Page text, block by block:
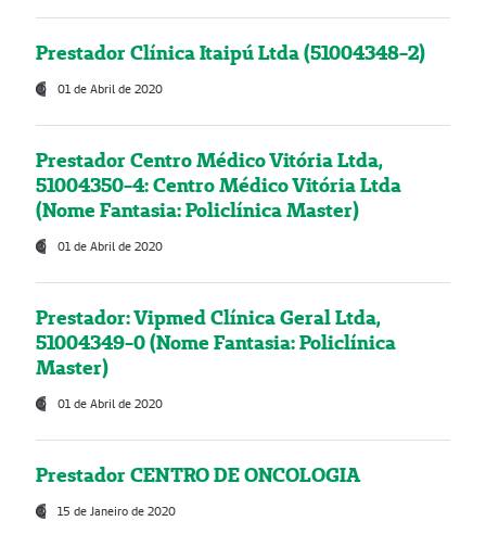
Prestador Clínica Itaipú Ltda (51004348-2)
01 de Abril de 2020
Prestador Centro Médico Vitória Ltda,
51004350-4: Centro Médico Vitória Ltda
(Nome Fantasia: Policlínica Master)
01 de Abril de 2020
Prestador: Vipmed Clínica Geral Ltda,
51004349-0 (Nome Fantasia: Policlínica
Master)
01 de Abril de 2020
Prestador CENTRO DE ONCOLOGIA
15 de Janeiro de 2020